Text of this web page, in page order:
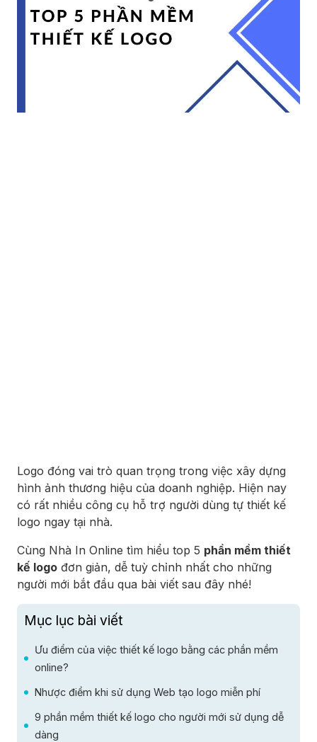
Logo đóng vai trò quan trọng trong việc xây dựng
hình ảnh thương hiệu của doanh nghiệp. Hiện nay
có rất nhiều công cụ hỗ trợ người dùng tự thiết kế
logo ngay tại nhà.
Cùng Nhà In Online tìm hiểu top 5 phần mềm thiết
kế logo đơn giản, dễ tuỳ chỉnh nhất cho những
người mới bắt đầu qua bài viết sau đây nhé!
Mục lục bài viết
Ưu điểm của việc thiết kế logo bằng các phần mềm
online?
Nhược điểm khi sử dụng Web tạo logo miễn phí
9 phần mềm thiết kế logo cho người mới sử dụng dễ
dàng